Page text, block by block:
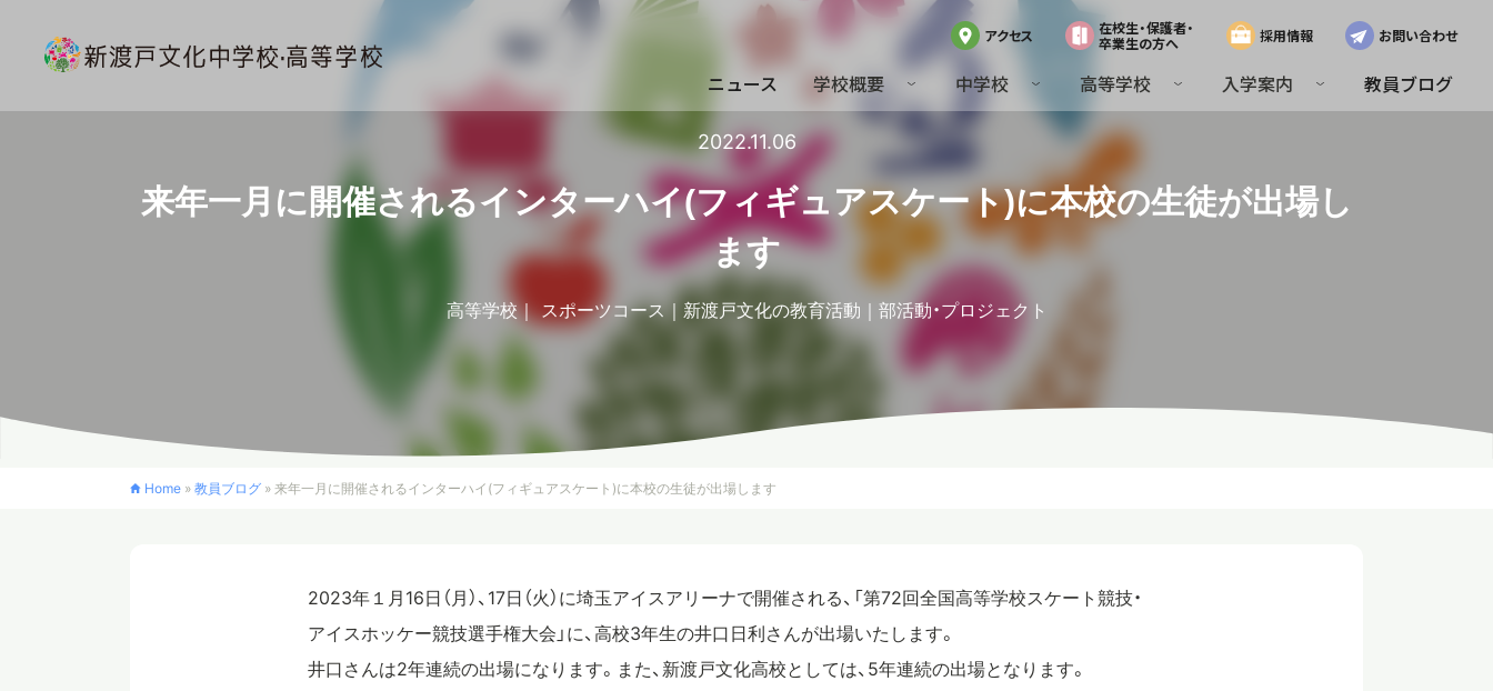
アクセス
在校生・保護者・
卒業生の方へ
採用情報 お問い合わせ
ニュース 学校概要 中学校 高等学校 入学案内 教員ブログ
2022.11.06
来年一月に開催されるインターハイ(フィギュアスケート)に本校の生徒が出場し
ます
高等学校 スポーツコース 新渡戸文化の教育活動 部活動・プロジェクト
Home » 教員ブログ » 来年一月に開催されるインターハイ(フィギュアスケート)に本校の生徒が出場します
2023年１月16日（月）、17日（火）に埼玉アイスアリーナで開催される、「第72回全国高等学校スケート競技・
アイスホッケー競技選手権大会」に、高校3年生の井口日利さんが出場いたします。
井口さんは2年連続の出場になります。また、新渡戸文化高校としては、5年連続の出場となります。